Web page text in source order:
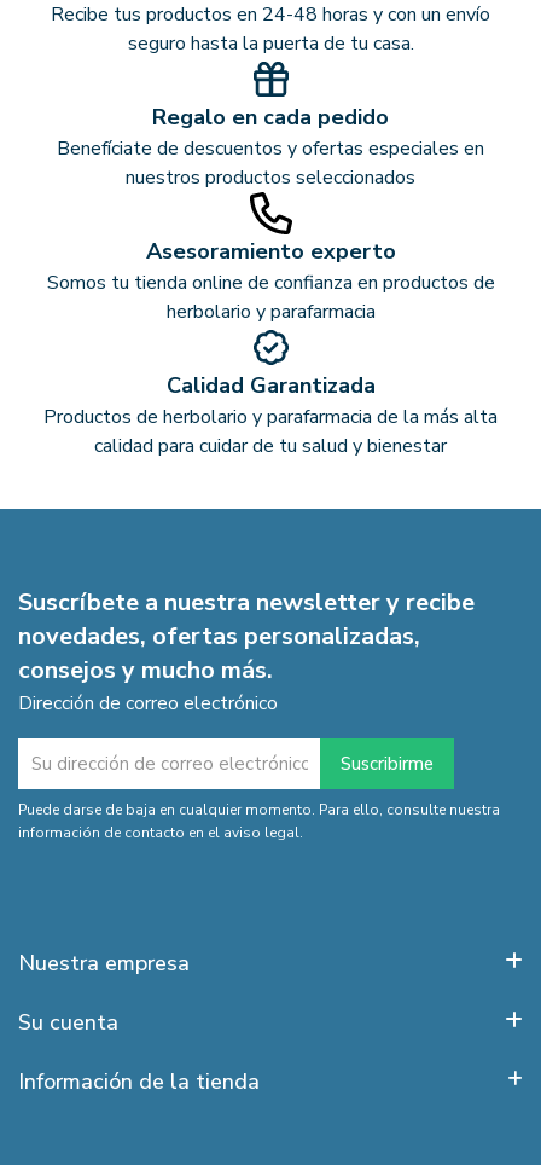
Recibe tus productos en 24-48 horas y con un envío
seguro hasta la puerta de tu casa.
Regalo en cada pedido
Benefíciate de descuentos y ofertas especiales en
nuestros productos seleccionados
Asesoramiento experto
Somos tu tienda online de confianza en productos de
herbolario y parafarmacia
Calidad Garantizada
Productos de herbolario y parafarmacia de la más alta
calidad para cuidar de tu salud y bienestar
Suscríbete a nuestra newsletter y recibe
novedades, ofertas personalizadas,
consejos y mucho más.
Dirección de correo electrónico
Puede darse de baja en cualquier momento. Para ello, consulte nuestra
información de contacto en el aviso legal.
Nuestra empresa
Su cuenta
Información de la tienda